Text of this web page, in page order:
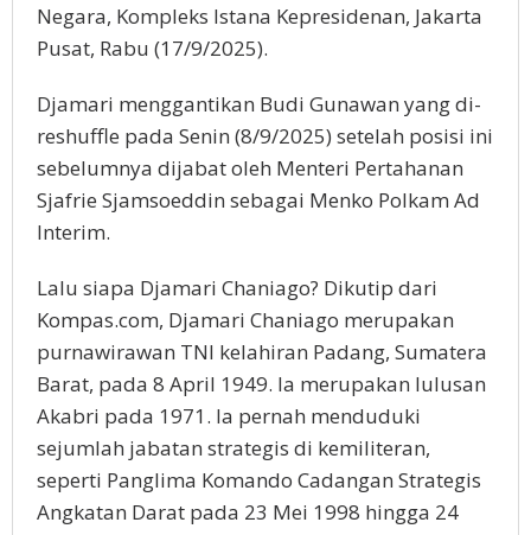
Negara, Kompleks Istana Kepresidenan, Jakarta
Pusat, Rabu (17/9/2025).
Djamari menggantikan Budi Gunawan yang di-
reshuffle pada Senin (8/9/2025) setelah posisi ini
sebelumnya dijabat oleh Menteri Pertahanan
Sjafrie Sjamsoeddin sebagai Menko Polkam Ad
Interim.
Lalu siapa Djamari Chaniago? Dikutip dari
Kompas.com, Djamari Chaniago merupakan
purnawirawan TNI kelahiran Padang, Sumatera
Barat, pada 8 April 1949. Ia merupakan lulusan
Akabri pada 1971. Ia pernah menduduki
sejumlah jabatan strategis di kemiliteran,
seperti Panglima Komando Cadangan Strategis
Angkatan Darat pada 23 Mei 1998 hingga 24